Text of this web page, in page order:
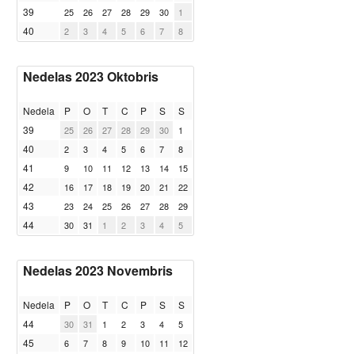
39 25 26 27 28 29 30 1
40 2 3 4 5 6 7 8
Nedelas 2023 Oktobris
Nedela P O T C P S
S
39
25 26 27 28 29 30 1
40 2 3 4 5 6 7 8
41 9 10 11 12 13 14 15
42 16 17 18 19 20 21 22
43 23 24 25 26 27 28 29
44 30 31 1 2 3 4 5
Nedelas 2023 Novembris
Nedela P O T C P S
S
44
30 31 1 2 3 4 5
45 6 7 8 9 10 11 12